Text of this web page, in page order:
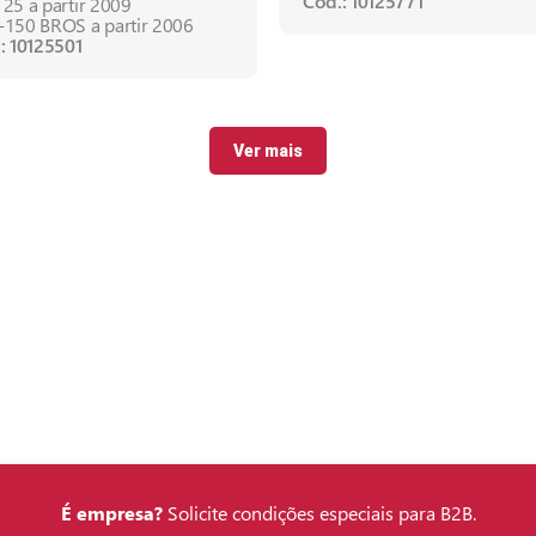
150 BROS a partir 2006
10125501
Ver mais
É empresa?Solicite condições especiais para B2B.